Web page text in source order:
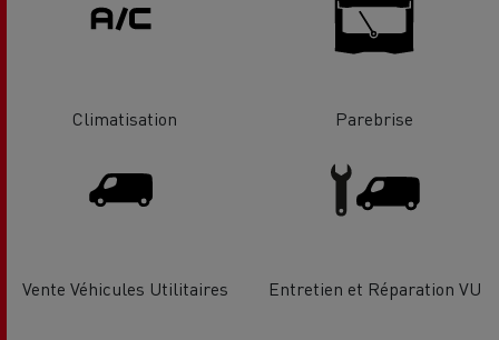
Climatisation Parebrise
Vente Véhicules Utilitaires Entretien et Réparation VU